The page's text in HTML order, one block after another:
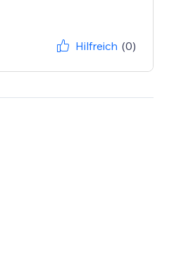
Hilfreich (0)